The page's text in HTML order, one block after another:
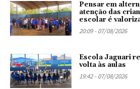
Pensar em
atenção das
escolar é
20:09 - 07/08/2026
Escola Jaguari
volta às aulas
19:42 - 07/08/2026